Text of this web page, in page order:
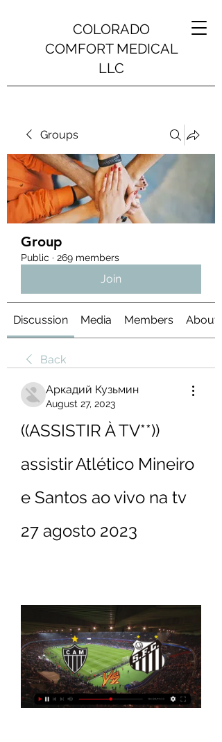
COLORADO
COMFORT MEDICAL
LLC
Groups
Group
Public · 269 members
Join
Discussion Media Members About
Back
Аркадий Кузьмин
August 27, 2023
((ASSISTIR À TV**))
assistir Atlético Mineiro
e Santos ao vivo na tv
27 agosto 2023